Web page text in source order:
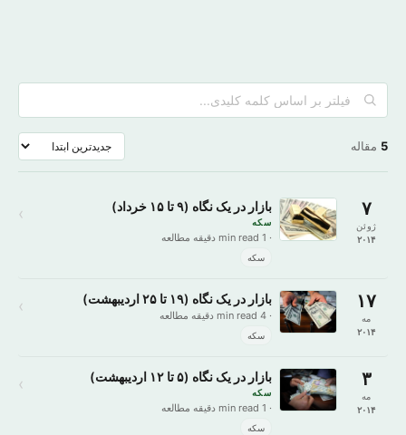
5 مقاله
۷
ژوئن
۲۰۱۴
بازار در یک نگاه (۹ تا ۱۵ خرداد)
سکه
· 1 min read دقیقه مطالعه
سکه
›
۱۷
مه
۲۰۱۴
بازار در یک نگاه (۱۹ تا ۲۵ اردیبهشت)
· 4 min read دقیقه مطالعه
سکه
›
۳
مه
۲۰۱۴
بازار در یک نگاه (۵ تا ۱۲ اردیبهشت)
سکه
· 1 min read دقیقه مطالعه
سکه
›